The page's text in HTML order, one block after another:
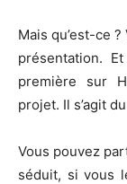
Mais qu’est-ce
présentation.
première sur
projet. Il s’agit du
Vous pouvez
séduit, si vous